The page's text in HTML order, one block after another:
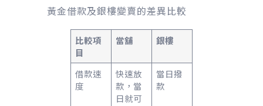
黃金借款及銀樓變賣的差異比較
比較項
目
當舖 銀樓
借款速
度
快速放
款，當
日就可
當日撥
款